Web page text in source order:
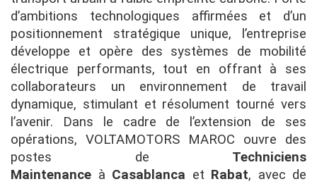
d’ambitions technologiques affirmées et d’un
positionnement stratégique unique, l’entreprise
développe et opère des systèmes de mobilité
électrique performants, tout en offrant à ses
collaborateurs un environnement de travail
dynamique, stimulant et résolument tourné vers
l’avenir. Dans le cadre de l’extension de ses
opérations, VOLTAMOTORS MAROC ouvre des
postes de Techniciens
Maintenance à Casablanca et Rabat, avec de